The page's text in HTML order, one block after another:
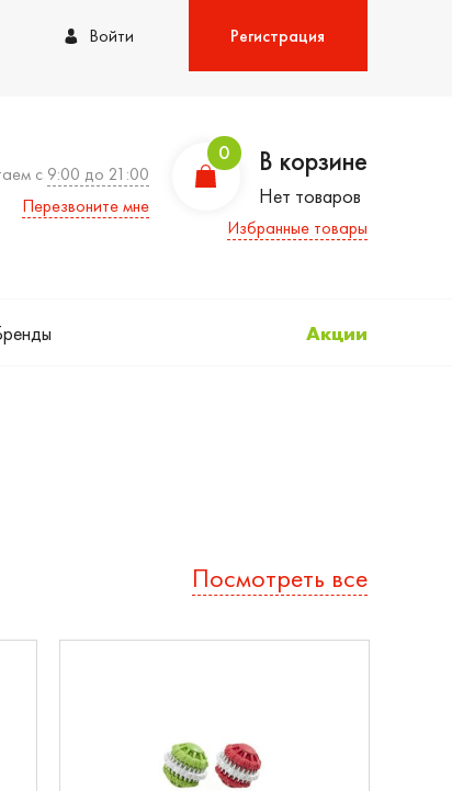
Войти Регистрация
с 9:00 до 21:00
Перезвоните мне
0 В корзине
Нет товаров
Избранные товары
Акции
Посмотреть все